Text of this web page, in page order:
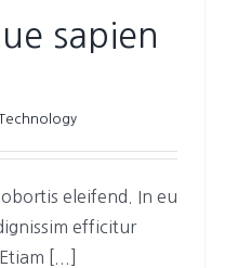
sapien
eleifend. In eu
efficitur
[...]